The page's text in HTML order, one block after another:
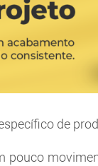
de
pouco